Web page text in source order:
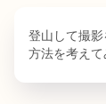
登山して撮
方法を考えて